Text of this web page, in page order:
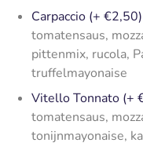
Carpaccio (+ €2,50)
tomatensaus,
pittenmix, rucola,
truffelmayonaise
Vitello Tonnato (+
tomatensaus,
tonijnmayonaise,